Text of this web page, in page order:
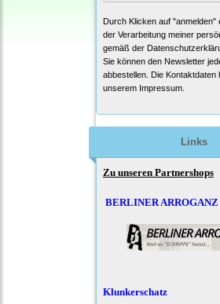
Durch Klicken auf "anmelden"
der Verarbeitung meiner
gemäß der
Sie können den Newsletter
abbestellen. Die Kontaktdaten
unserem Impressum.
Links
Zu unseren Partnershops
BERLINER ARROGANZ
Klunkerschatz